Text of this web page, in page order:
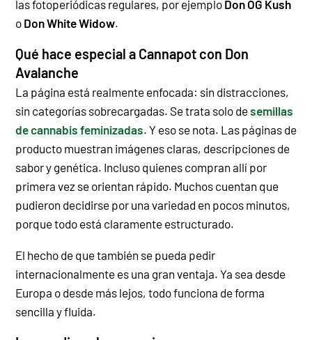
las fotoperiódicas regulares, por ejemplo Don OG Kush
o Don White Widow.
Qué hace especial a Cannapot con Don
Avalanche
La página está realmente enfocada: sin distracciones,
sin categorías sobrecargadas. Se trata solo desemillas
de cannabis feminizadas. Y eso se nota. Las páginas de
producto muestran imágenes claras, descripciones de
sabor y genética. Incluso quienes compran allí por
primera vez se orientan rápido. Muchos cuentan que
pudieron decidirse por una variedad en pocos minutos,
porque todo está claramente estructurado.
El hecho de que también se pueda pedir
internacionalmente es una gran ventaja. Ya sea desde
Europa o desde más lejos, todo funciona de forma
sencilla y fluida.